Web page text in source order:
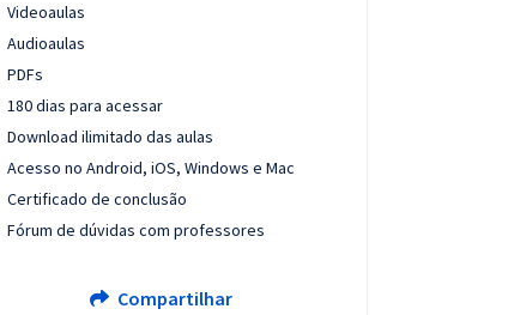
Videoaulas
Audioaulas
PDFs
180 dias para acessar
Download ilimitado das aulas
Acesso no Android, iOS, Windows e Mac
Certificado de conclusão
Fórum de dúvidas com professores
Compartilhar